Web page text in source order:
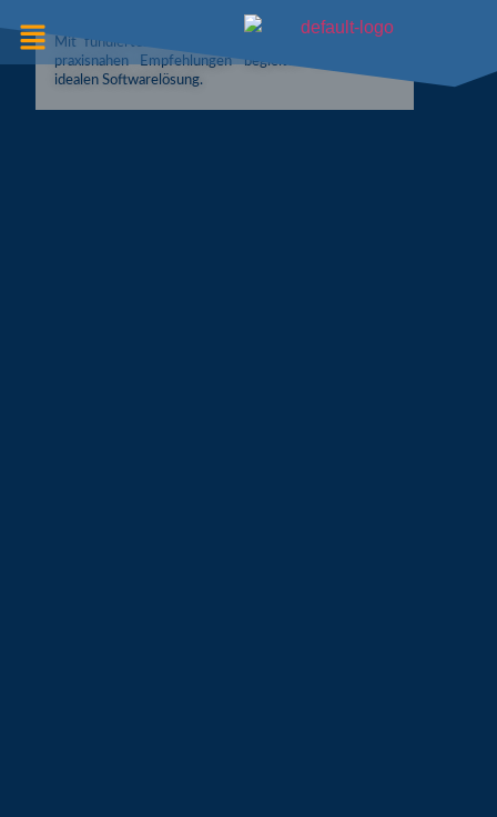
HARDWARE
Mit fundierter Beratung, technischer Expertise und
praxisnahen Empfehlungen begleiten wir Sie zur
idealen Softwarelösung.